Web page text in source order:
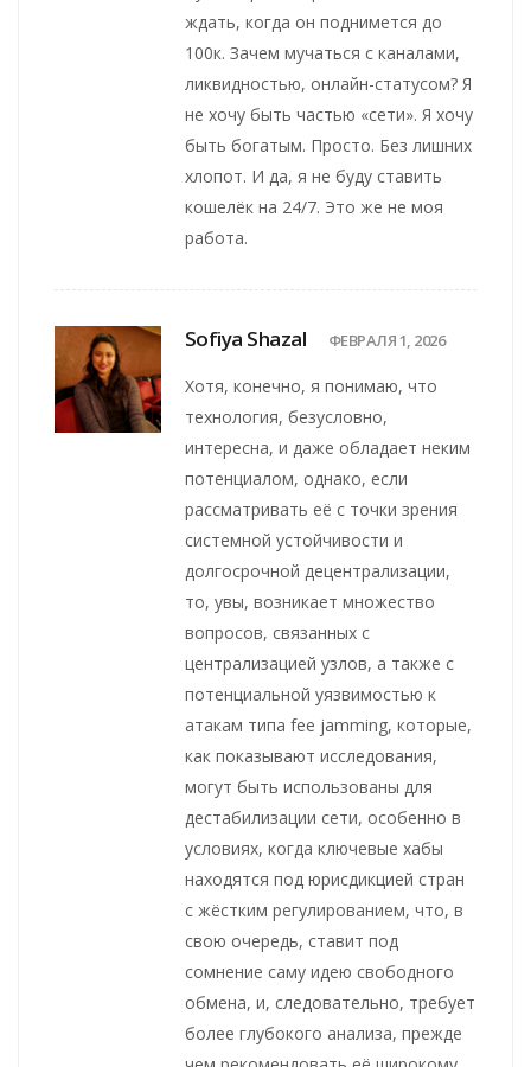
ждать, когда он поднимется до
100к. Зачем мучаться с каналами,
ликвидностью, онлайн-статусом? Я
не хочу быть частью «сети». Я хочу
быть богатым. Просто. Без лишних
хлопот. И да, я не буду ставить
кошелёк на 24/7. Это же не моя
работа.
Sofiya Shazal ФЕВРАЛЯ 1, 2026
Хотя, конечно, я понимаю, что
технология, безусловно,
интересна, и даже обладает неким
потенциалом, однако, если
рассматривать её с точки зрения
системной устойчивости и
долгосрочной децентрализации,
то, увы, возникает множество
вопросов, связанных с
централизацией узлов, а также с
потенциальной уязвимостью к
атакам типа fee jamming, которые,
как показывают исследования,
могут быть использованы для
дестабилизации сети, особенно в
условиях, когда ключевые хабы
находятся под юрисдикцией стран
с жёстким регулированием, что, в
свою очередь, ставит под
сомнение саму идею свободного
обмена, и, следовательно, требует
более глубокого анализа, прежде